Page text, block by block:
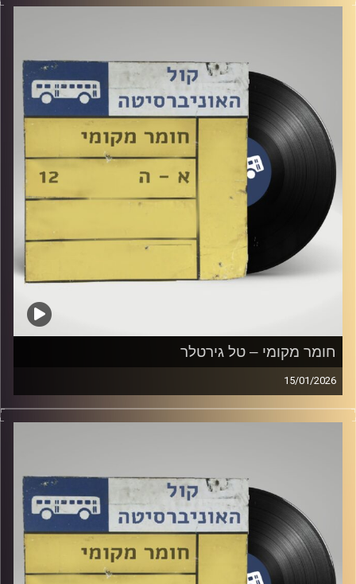
חומר מקומי – טל גירטלר
15/01/2026
שעה של מוזיקה ישראלית עם טל גירטלר